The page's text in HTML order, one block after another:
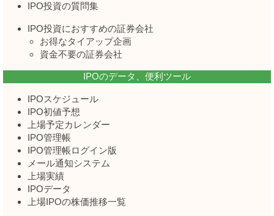
IPO投資の質問集
IPO投資におすすめの証券会社
お得なタイアップ企画
資金不要の証券会社
IPOのデータ、便利ツール
IPOスケジュール
IPO初値予想
上場予定カレンダー
IPO管理帳
IPO管理帳ログイン版
メール通知システム
上場実績
IPOデータ
上場IPOの株価推移一覧